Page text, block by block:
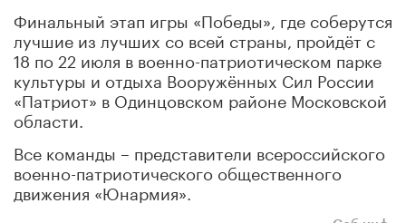
Финальный этап игры «Победы», где соберутся
лучшие из лучших со всей страны, пройдёт с
18 по 22 июля в военно-патриотическом парке
культуры и отдыха Вооружённых Сил России
«Патриот» в Одинцовском районе Московской
области.
Все команды – представители всероссийского
военно-патриотического общественного
движения «Юнармия».